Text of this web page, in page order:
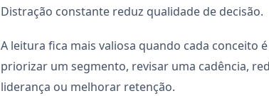
Distração constante reduz qualidade de decisão.
A leitura fica mais valiosa quando cada conceito
priorizar um segmento, revisar uma cadência,
liderança ou melhorar retenção.